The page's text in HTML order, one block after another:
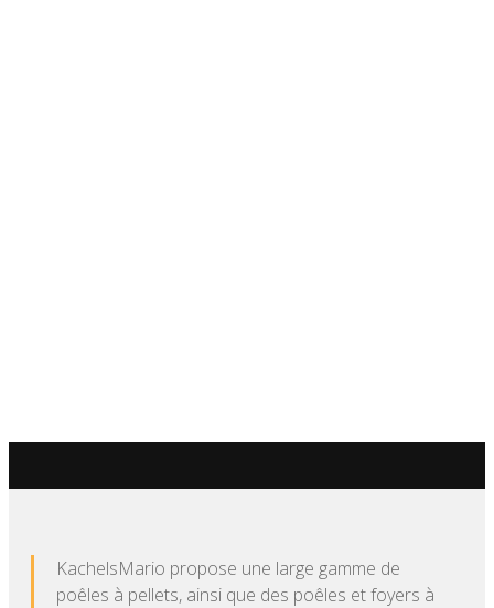
KachelsMario propose une large gamme de
poêles à pellets, ainsi que des poêles et foyers à